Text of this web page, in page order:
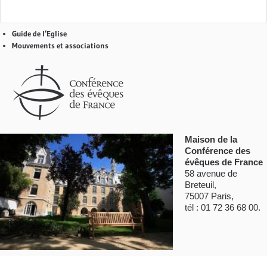
Guide de l’Eglise
Mouvements et associations
Maison de la
Conférence des
évêques de France
58 avenue de
Breteuil,
75007 Paris,
tél : 01 72 36 68 00.